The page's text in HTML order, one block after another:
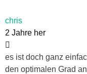
chris
2 Jahre her
es ist doch ganz
den optimalen Grad